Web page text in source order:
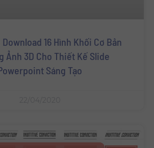
16 Hình Khối Cơ Bản
Ảnh 3D Cho Thiết Kế Slide
Sáng Tạo